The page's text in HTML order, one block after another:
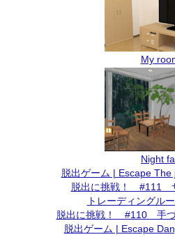
My
Night
脱出ゲーム | Escape
脱出に挑戦！ #111
トレーディングル
脱出に挑戦！ #110 手づ
脱出ゲーム | Escape